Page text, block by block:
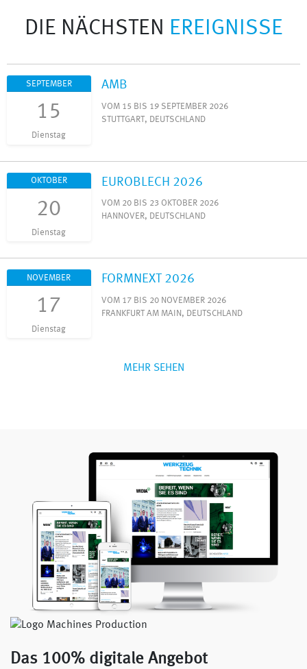
DIE NÄCHSTEN EREIGNISSE
SEPTEMBER
15
Dienstag
AMB
VOM 15 BIS 19 SEPTEMBER 2026
STUTTGART, DEUTSCHLAND
OKTOBER
20
Dienstag
EUROBLECH 2026
VOM 20 BIS 23 OKTOBER 2026
HANNOVER, DEUTSCHLAND
NOVEMBER
17
Dienstag
FORMNEXT 2026
VOM 17 BIS 20 NOVEMBER 2026
FRANKFURT AM MAIN, DEUTSCHLAND
MEHR SEHEN
Das 100% digitale Angebot